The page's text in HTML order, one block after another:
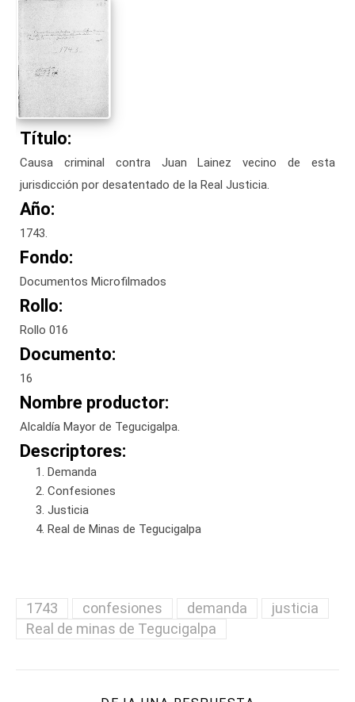
Título:
Causa criminal contra Juan Lainez vecino de esta
jurisdicción por desatentado de la Real Justicia.
Año:
1743.
Fondo:
Documentos Microfilmados
Rollo:
Rollo 016
Documento:
16
Nombre productor:
Alcaldía Mayor de Tegucigalpa.
Descriptores:
Demanda
Confesiones
Justicia
Real de Minas de Tegucigalpa
1743 confesiones demanda
justicia
Real de minas de Tegucigalpa